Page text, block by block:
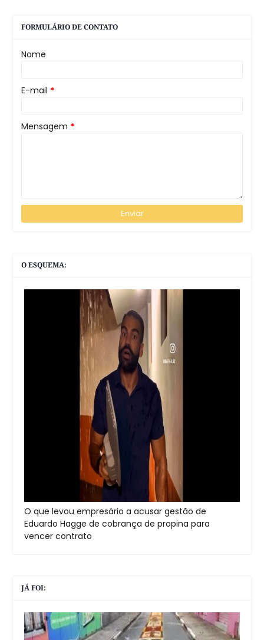
FORMULÁRIO DE CONTATO
Nome
E-mail *
Mensagem *
O ESQUEMA:
O que levou empresário a acusar gestão de
Eduardo Hagge de cobrança de propina para
vencer contrato
JÁ FOI: